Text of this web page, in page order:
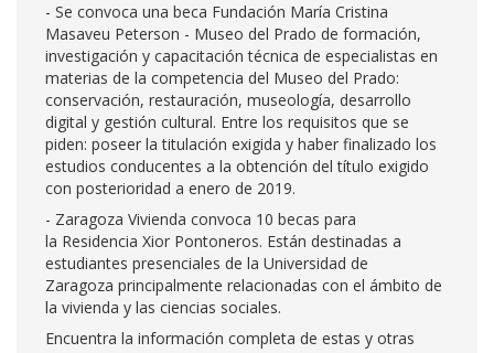
- Se convoca una beca Fundación María Cristina
Masaveu Peterson - Museo del Prado de formación,
investigación y capacitación técnica de especialistas en
materias de la competencia del Museo del Prado:
conservación, restauración, museología, desarrollo
digital y gestión cultural. Entre los requisitos que se
piden: poseer la titulación exigida y haber finalizado los
estudios conducentes a la obtención del título exigido
con posterioridad a enero de 2019.
- Zaragoza Vivienda convoca 10 becas para
la Residencia Xior Pontoneros. Están destinadas a
estudiantes presenciales de la Universidad de
Zaragoza principalmente relacionadas con el ámbito de
la vivienda y las ciencias sociales.
Encuentra la información completa de estas y otras